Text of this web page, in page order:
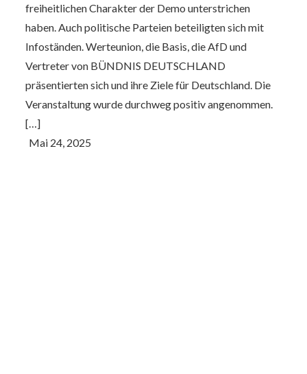
freiheitlichen Charakter der Demo unterstrichen
haben. Auch politische Parteien beteiligten sich mit
Infoständen. Werteunion, die Basis, die AfD und
Vertreter von BÜNDNIS DEUTSCHLAND
präsentierten sich und ihre Ziele für Deutschland. Die
Veranstaltung wurde durchweg positiv angenommen.
[…]